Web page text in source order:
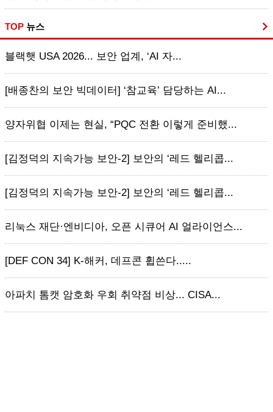
TOP 뉴스
블랙햇 USA 2026... 보안 업계, ‘AI 자...
[배종찬의 보안 빅데이터] ‘참교육’ 담당하는 AI...
양자위협 이제는 현실, “PQC 전환 이렇게 준비했...
[김정덕의 지속가능 보안-2] 보안의 ‘레드 헬리콥...
[김정덕의 지속가능 보안-2] 보안의 ‘레드 헬리콥...
리눅스 재단·엔비디아, 오픈 시큐어 AI 얼라이언스...
[DEF CON 34] K-해커, 데프콘 휩쓴다.....
아파치 톰캣 암호화 우회 취약점 비상... CISA...